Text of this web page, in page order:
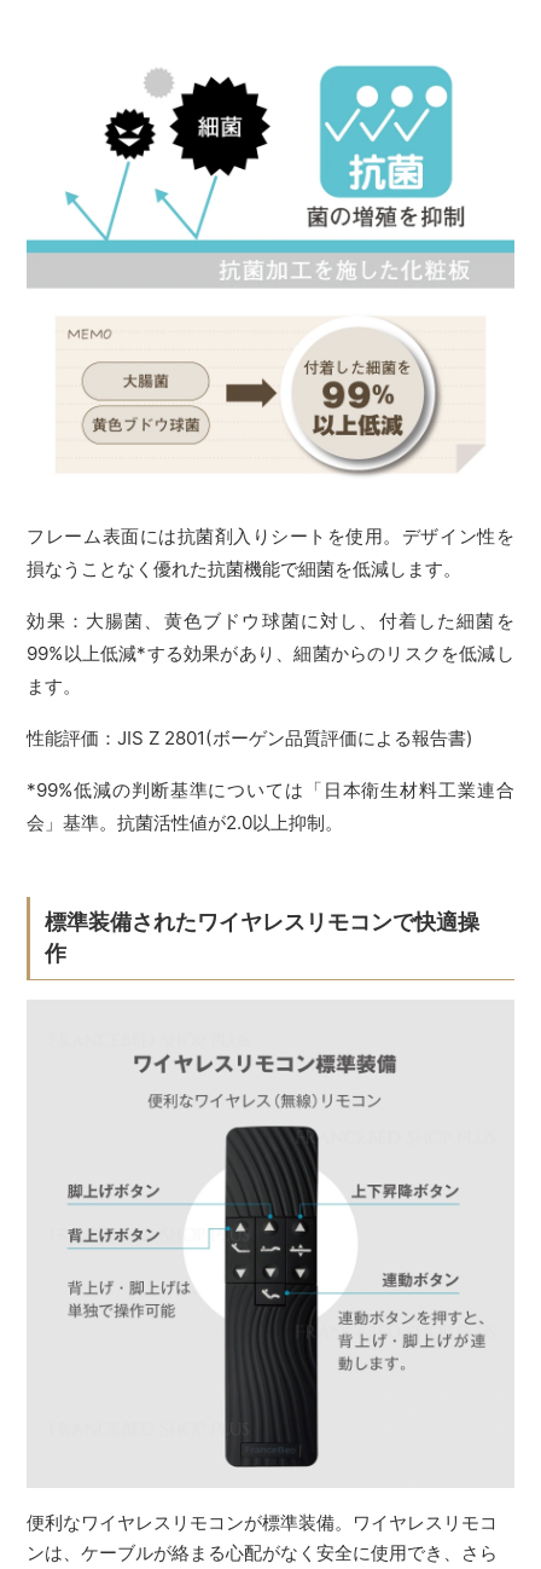
フレーム表面には抗菌剤入りシートを使用。デザイン性を
損なうことなく優れた抗菌機能で細菌を低減します。
効果：大腸菌、黄色ブドウ球菌に対し、付着した細菌を
99%以上低減*する効果があり、細菌からのリスクを低減し
ます。
性能評価：JIS Z 2801(ボーゲン品質評価による報告書)
*99%低減の判断基準については「日本衛生材料工業連合
会」基準。抗菌活性値が2.0以上抑制。
標準装備されたワイヤレスリモコンで快適操
作
便利なワイヤレスリモコンが標準装備。ワイヤレスリモコ
ンは、ケーブルが絡まる心配がなく安全に使用でき、さら